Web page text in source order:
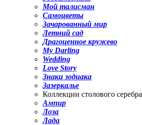
Мой талисман
Самоцветы
Зачарованный мир
Летний сад
Драгоценное кружево
My Darling
Wedding
Love Story
Знаки зодиака
Зазеркалье
Коллекции столового серебра
Ампир
Лоза
Лада